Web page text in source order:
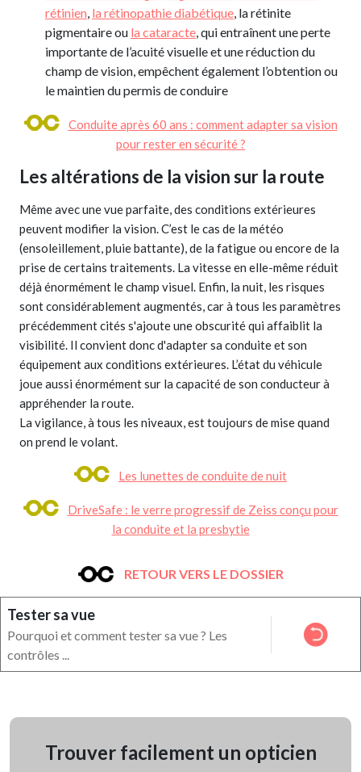
rétinien, la rétinopathie diabétique, la rétinite
pigmentaire ou la cataracte, qui entraînent une perte
importante de l’acuité visuelle et une réduction du
champ de vision, empêchent également l’obtention ou
le maintien du permis de conduire
Conduite après 60 ans : comment adapter sa vision
pour rester en sécurité ?
Les altérations de la vision sur la route
Même avec une vue parfaite, des conditions extérieures
peuvent modifier la vision. C’est le cas de la météo
(ensoleillement, pluie battante), de la fatigue ou encore de la
prise de certains traitements. La vitesse en elle-même réduit
déjà énormément le champ visuel. Enfin, la nuit, les risques
sont considérablement augmentés, car à tous les paramètres
précédemment cités s'ajoute une obscurité qui affaiblit la
visibilité. Il convient donc d'adapter sa conduite et son
équipement aux conditions extérieures. L’état du véhicule
joue aussi énormément sur la capacité de son conducteur à
appréhender la route.
La vigilance, à tous les niveaux, est toujours de mise quand
on prend le volant.
Les lunettes de conduite de nuit
DriveSafe : le verre progressif de Zeiss conçu pour
la conduite et la presbytie
RETOUR VERS LE DOSSIER
Tester sa vue
Pourquoi et comment tester sa vue ? Les
contrôles ...
Trouver facilement un opticien